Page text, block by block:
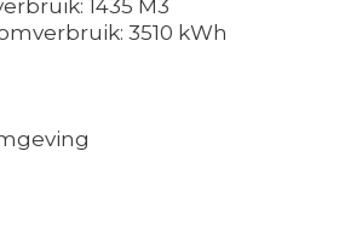
1435 M3
3510 kWh